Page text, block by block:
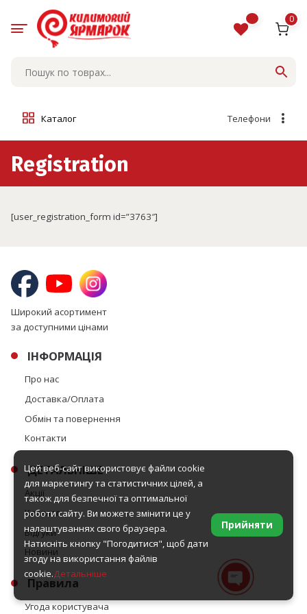
content
0
Каталог Телефони
Registration
[user_registration_form id=”3763″]
Широкий асортимент
за доступними цінами
ІНФОРМАЦІЯ
Про нас
Доставка/Оплата
Обмін та повернення
Контакти
ДЕТАЛЬНІШЕ
Акції
Каталог
Відгуки
Новини
Правила
Угода користувача
Цей веб-сайт використовує файли cookie
для маркетингу та статистичних цілей, а
також для безпечної та оптимальної
роботи сайту. Ви можете змінити це у
налаштуваннях свого браузера.
Натисніть кнопку "Погодитися", щоб дати
згоду на використання файлів
cookie.Детальніше
Прийняти